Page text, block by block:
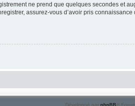
ne prend que quelques secondes et
assurez-vous d’avoir pris
Développé par phpBB ®